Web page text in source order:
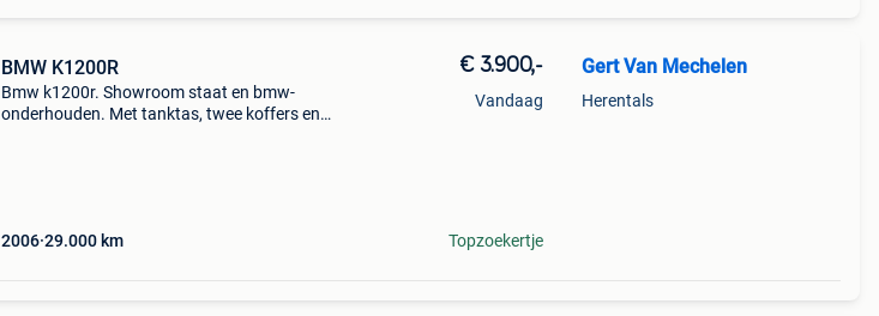
BMW K1200R
Bmw k1200r. Showroom staat en bmw-
onderhouden. Met tanktas, twee koffers en
2006 29.000 km
€ 3.900,-
Vandaag
Topzoekertje
Gert Van Mechelen
Herentals